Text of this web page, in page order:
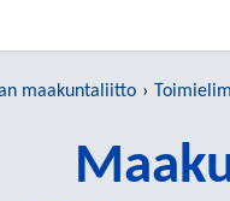
maakuntaliitto